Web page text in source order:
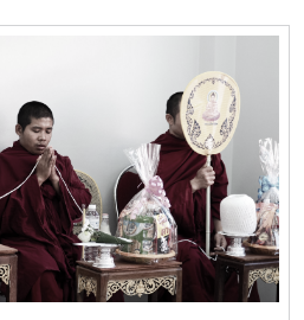
ทรีย์ ที่ผลิตโดยศูนย์วิจัยและ
ทยาลัยแม่โจ้ และเป็นการอำนวย
รซื้อสินค้าเกษตรอินทรีย์ของ
รมชาติ มหาวิทยาลัยแม่โจ้ ให้
ปิดให้บริการทุกวัน ตั้งแต่เวลา
ยละเอียดเพิ่มเติม โทร. 084-